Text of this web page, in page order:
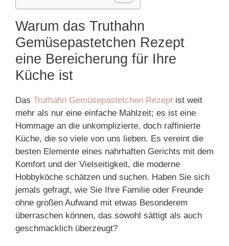
Warum das Truthahn
Gemüsepastetchen Rezept
eine Bereicherung für Ihre
Küche ist
Das Truthahn Gemüsepastetchen Rezept ist weit
mehr als nur eine einfache Mahlzeit; es ist eine
Hommage an die unkomplizierte, doch raffinierte
Küche, die so viele von uns lieben. Es vereint die
besten Elemente eines nahrhaften Gerichts mit dem
Komfort und der Vielseitigkeit, die moderne
Hobbyköche schätzen und suchen. Haben Sie sich
jemals gefragt, wie Sie Ihre Familie oder Freunde
ohne großen Aufwand mit etwas Besonderem
überraschen können, das sowohl sättigt als auch
geschmacklich überzeugt?